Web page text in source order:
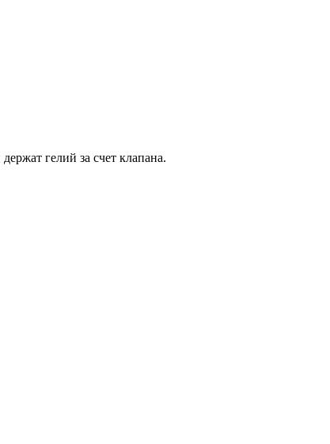
гелий за счет клапана.